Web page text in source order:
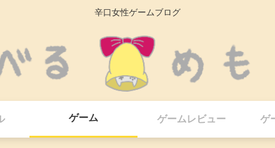
辛口女性ゲームブログ
ゲーム ゲームレビュー ゲ